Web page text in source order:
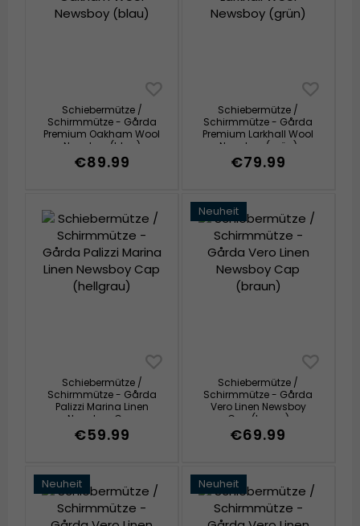
Schiebermütze /
Schirmmütze - Gårda
Premium Oakham Wool
Newsboy (blau)
€89.99
Schiebermütze /
Schirmmütze - Gårda
Premium Larkhall Wool
Newsboy (grün)
€79.99
Schiebermütze /
Schirmmütze - Gårda
Palizzi Marina Linen
Newsboy Cap
(hellgrau)
€59.99
Neuheit
Schiebermütze /
Schirmmütze - Gårda
Vero Linen Newsboy
Cap (braun)
€69.99
Neuheit Neuheit